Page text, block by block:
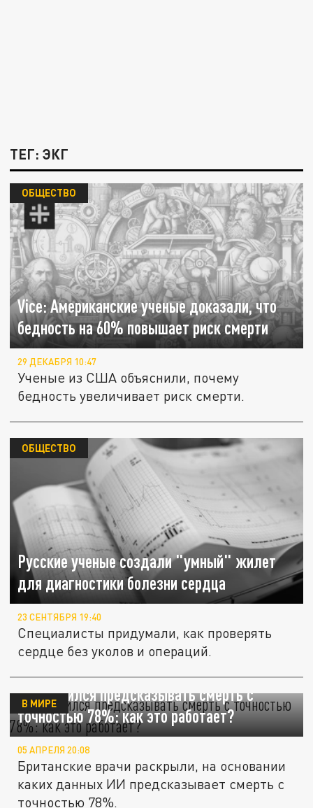
ТЕГ: ЭКГ
Vice: Американские ученые доказали, что
бедность на 60% повышает риск смерти
ОБЩЕСТВО
29 ДЕКАБРЯ 10:47
Ученые из США объяснили, почему
бедность увеличивает риск смерти.
Русские ученые создали "умный" жилет
для диагностики болезни сердца
ОБЩЕСТВО
23 СЕНТЯБРЯ 19:40
Специалисты придумали, как проверять
сердце без уколов и операций.
ИИ научился предсказывать смерть с
точностью 78%: как это работает?
В МИРЕ
05 АПРЕЛЯ 20:08
Британские врачи раскрыли, на основании
каких данных ИИ предсказывает смерть с
точностью 78%.